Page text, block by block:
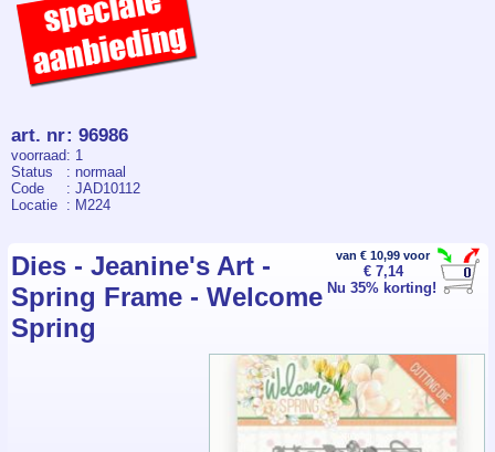
art. nr: 96986
voorraad: 1
Status
: normaal
Code
: JAD10112
Locatie : M224
van € 10,99 voor
€ 7,14
Nu 35% korting!
Dies - Jeanine's Art -
Spring Frame - Welcome
Spring